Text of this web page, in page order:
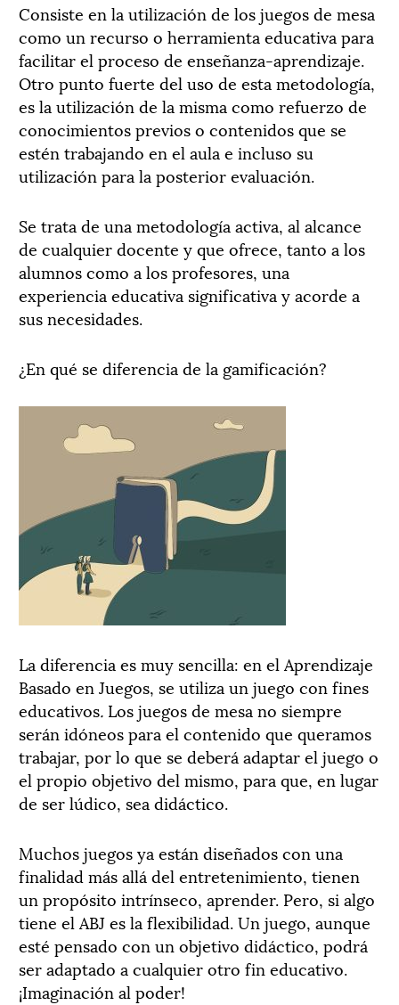
Consiste en la utilización de los juegos de mesa
como un recurso o herramienta educativa para
facilitar el proceso de enseñanza-aprendizaje.
Otro punto fuerte del uso de esta metodología,
es la utilización de la misma como refuerzo de
conocimientos previos o contenidos que se
estén trabajando en el aula e incluso su
utilización para la posterior evaluación.
Se trata de una metodología activa, al alcance
de cualquier docente y que ofrece, tanto a los
alumnos como a los profesores, una
experiencia educativa significativa y acorde a
sus necesidades.
¿En qué se diferencia de la gamificación?
La diferencia es muy sencilla: en el Aprendizaje
Basado en Juegos, se utiliza un juego con fines
educativos. Los juegos de mesa no siempre
serán idóneos para el contenido que queramos
trabajar, por lo que se deberá adaptar el juego o
el propio objetivo del mismo, para que, en lugar
de ser lúdico, sea didáctico.
Muchos juegos ya están diseñados con una
finalidad más allá del entretenimiento, tienen
un propósito intrínseco, aprender. Pero, si algo
tiene el ABJ es la flexibilidad. Un juego, aunque
esté pensado con un objetivo didáctico, podrá
ser adaptado a cualquier otro fin educativo.
¡Imaginación al poder!